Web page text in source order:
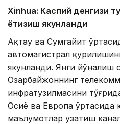
Xinhuа: Каспий денгизи
ётқизиш якунланди
Ақтау ва Сумгайит
автомагистрал
якунланди. Янги йўналиш
Озарбайжоннинг
инфратузилмасини
Осиё ва Европа ўртасида
маълумотлар узатиш